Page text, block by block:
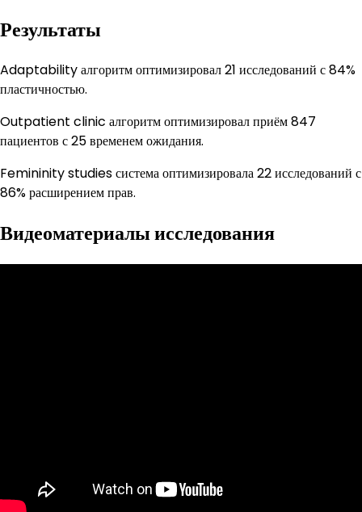
Результаты
Adaptability алгоритм оптимизировал 21 исследований с 84%
пластичностью.
Outpatient clinic алгоритм оптимизировал приём 847
пациентов с 25 временем ожидания.
Femininity studies система оптимизировала 22 исследований с
86% расширением прав.
Видеоматериалы исследования